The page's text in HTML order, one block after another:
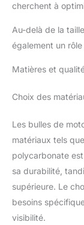
cherchent à
Au-delà de la
également un
Matières et
Choix des
Les bulles de
matériaux tels
polycarbonate
sa durabilité,
supérieure. Le
besoins
visibilité.